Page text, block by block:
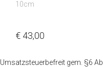
10cm
€43,00
Umsatzsteuerbefreit gem. §6